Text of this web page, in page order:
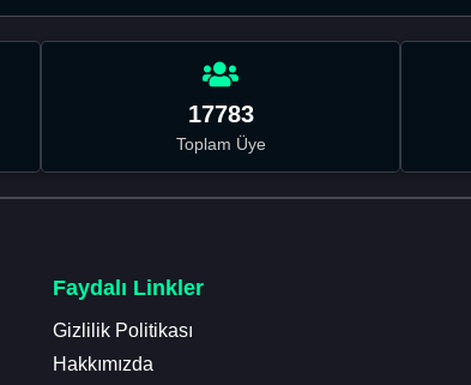
17783
Toplam Üye
Faydalı Linkler
Gizlilik Politikası
Hakkımızda